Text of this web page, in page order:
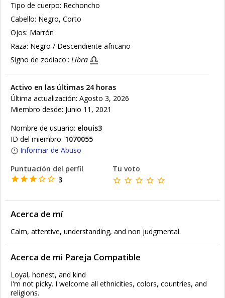
Tipo de cuerpo: Rechoncho
Cabello: Negro, Corto
Ojos: Marrón
Raza: Negro / Descendiente africano
Signo de zodiaco:: Libra
Activo en las últimas 24 horas
Última actualización: Agosto 3, 2026
Miembro desde: Junio 11, 2021
Nombre de usuario: elouis3
ID del miembro: 1070055
Informar de Abuso
Puntuación del perfil
3
Tu voto
Acerca de mí
Calm, attentive, understanding, and non judgmental.
Acerca de mi Pareja Compatible
Loyal, honest, and kind
I'm not picky. I welcome all ethnicities, colors, countries, and
religions.